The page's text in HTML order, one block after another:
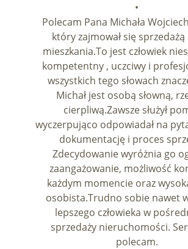
•
Polecam Pana Michała
który zajmował się
mieszkania.To jest człowiek
kompetentny , uczciwy i
wszystkich tego słowach
Michał jest osobą słowną,
cierpliwą.Zawsze służył
wyczerpująco odpowiadał na
dokumentację i proces
Zdecydowanie wyróżnia go
zaangażowanie, możliwość
każdym momencie oraz
osobista.Trudno sobie nawet
lepszego człowieka w
sprzedaży nieruchomości.
polecam.